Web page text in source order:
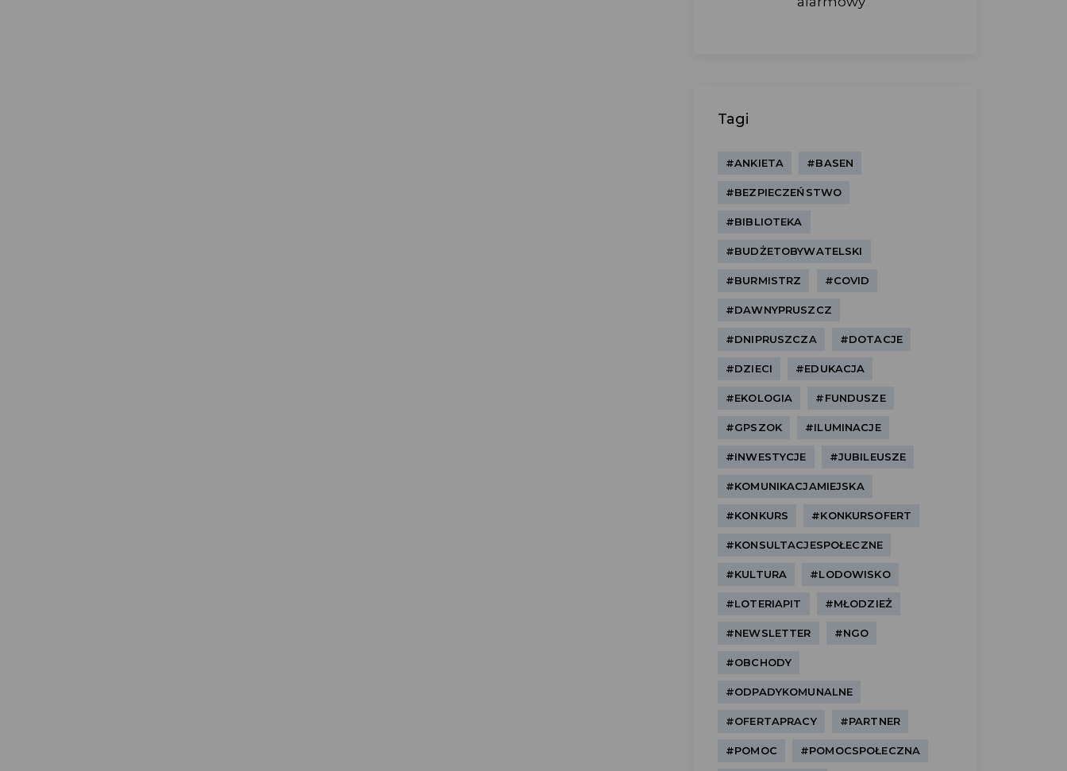
Tagi
#ANKIETA #BASEN
#BEZPIECZEŃSTWO
#BIBLIOTEKA
#BUDŻETOBYWATELSKI
#BURMISTRZ #COVID
#DAWNYPRUSZCZ
#DNIPRUSZCZA #DOTACJE
#DZIECI #EDUKACJA
#EKOLOGIA #FUNDUSZE
#GPSZOK #ILUMINACJE
#INWESTYCJE #JUBILEUSZE
#KOMUNIKACJAMIEJSKA
#KONKURS #KONKURSOFERT
#KONSULTACJESPOŁECZNE
#KULTURA #LODOWISKO
#LOTERIAPIT #MŁODZIEŻ
#NEWSLETTER #NGO
#OBCHODY
#ODPADYKOMUNALNE
#OFERTAPRACY #PARTNER
#POMOC #POMOCSPOŁECZNA